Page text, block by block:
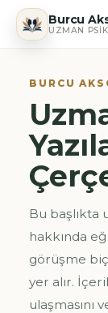
Burcu
UZMAN
BURCU
Bu başlıkta
hakkında
görüşme
yer alır.
ulaşmasını